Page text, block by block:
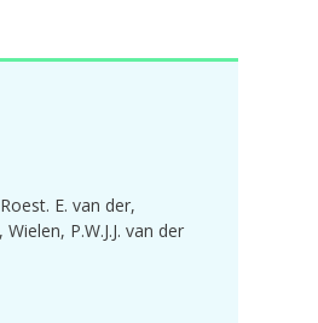
Roest. E. van der
Wielen, P.W.J.J. van der